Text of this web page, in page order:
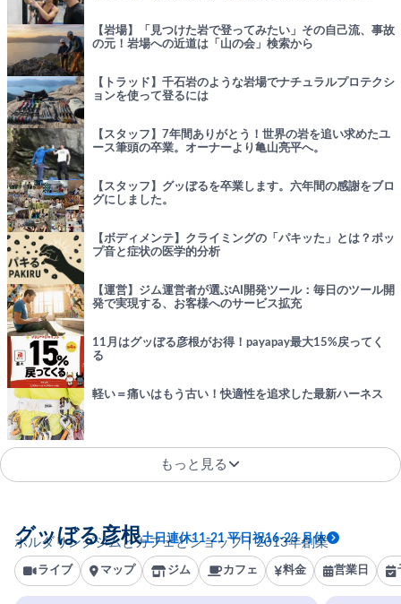
【岩場】「見つけた岩で登ってみたい」その自己流、事故
の元！岩場への近道は「山の会」検索から
【トラッド】千石岩のような岩場でナチュラルプロテクシ
ョンを使って登るには
【スタッフ】7年間ありがとう！世界の岩を追い求めたユ
ース筆頭の卒業。オーナーより亀山亮平へ。
【スタッフ】グッぼるを卒業します。六年間の感謝をブロ
グにしました。
【ボディメンテ】クライミングの「パキッた」とは？ポッ
プ音と症状の医学的分析
【運営】ジム運営者が選ぶAI開発ツール：毎日のツール開
発で実現する、お客様へのサービス拡充
11月はグッぼる彦根がお得！payapay最大15%戻ってく
る
軽い＝痛いはもう古い！快適性を追求した最新ハーネス
もっと見る
ボルダリングジムとカフェとショップ｜2013年創業
グッぼる彦根土日連休11-21 平日祝16-23 月休
ライブ マップ ジム カフェ 料金 営業日